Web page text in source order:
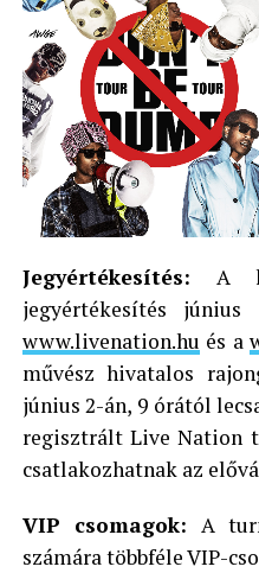
Jegyértékesítés: A
jegyértékesítés
www.livenation.hu és a
művész hivatalos
június 2-án, 9 órától
regisztrált Live Nation
csatlakozhatnak az
VIP csomagok: A
számára többféle VIP-